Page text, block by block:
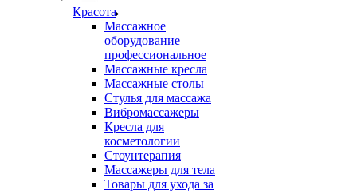
Красота
Массажное
оборудование
профессиональное
Массажные кресла
Массажные столы
Стулья для массажа
Вибромассажеры
Кресла для
косметологии
Стоунтерапия
Массажеры для тела
Товары для ухода за